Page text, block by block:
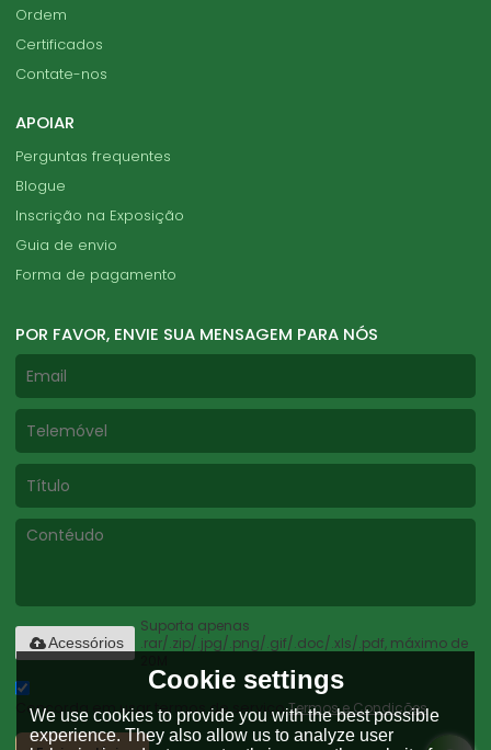
Ordem
Certificados
Contate-nos
APOIAR
Perguntas frequentes
Blogue
Inscrição na Exposição
Guia de envio
Forma de pagamento
POR FAVOR, ENVIE SUA MENSAGEM PARA NÓS
Suporta apenas
.rar/.zip/.jpg/.png/.gif/.doc/.xls/.pdf, máximo de
Acessórios
Concorda em usar termos de serviço,Termos e Condições
Cookie settings
We use cookies to provide you with the best possible
experience. They also allow us to analyze user